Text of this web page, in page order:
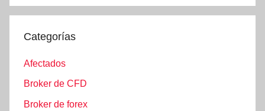
Categorías
Afectados
Broker de CFD
Broker de forex